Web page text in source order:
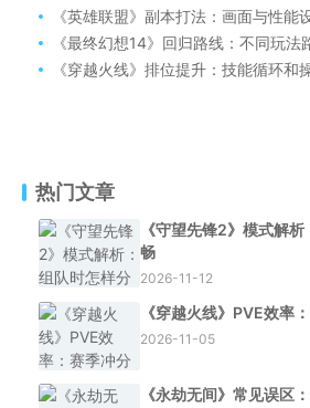
《英雄联盟》副本打法：画面与性能
《最终幻想14》回归路线：不同玩法
《穿越火线》排位提升：技能循环和
热门文章
《守望先锋2》模式解
畅
2026-11-12
《穿越火线》PVE效率
2026-11-05
《永劫无间》常见误区